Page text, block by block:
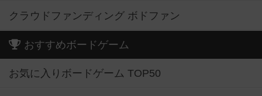
クラウドファンディング ボドファン
おすすめボードゲーム
お気に入りボードゲーム TOP50